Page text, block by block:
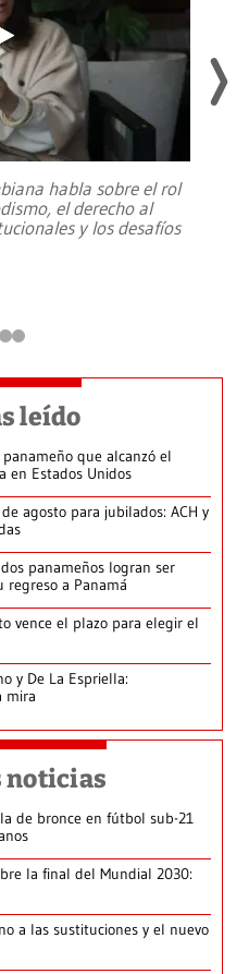
habla sobre el rol
el derecho al
y los desafíos
leído
que alcanzó el
en Estados Unidos
agosto para jubilados: ACH y
panameños logran ser
regreso a Panamá
vence el plazo para elegir el
y De La Espriella:
mira
noticias
de bronce en fútbol sub-21
la final del Mundial 2030:
a las sustituciones y el nuevo